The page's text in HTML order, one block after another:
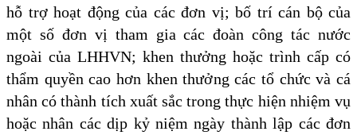
hỗ trợ hoạt động của các đơn vị; bố trí cán bộ của
một số đơn vị tham gia các đoàn công tác nước
ngoài của LHHVN; khen thưởng hoặc trình cấp có
thẩm quyền cao hơn khen thưởng các tổ chức và cá
nhân có thành tích xuất sắc trong thực hiện nhiệm vụ
hoặc nhân các dịp kỷ niệm ngày thành lập các đơn